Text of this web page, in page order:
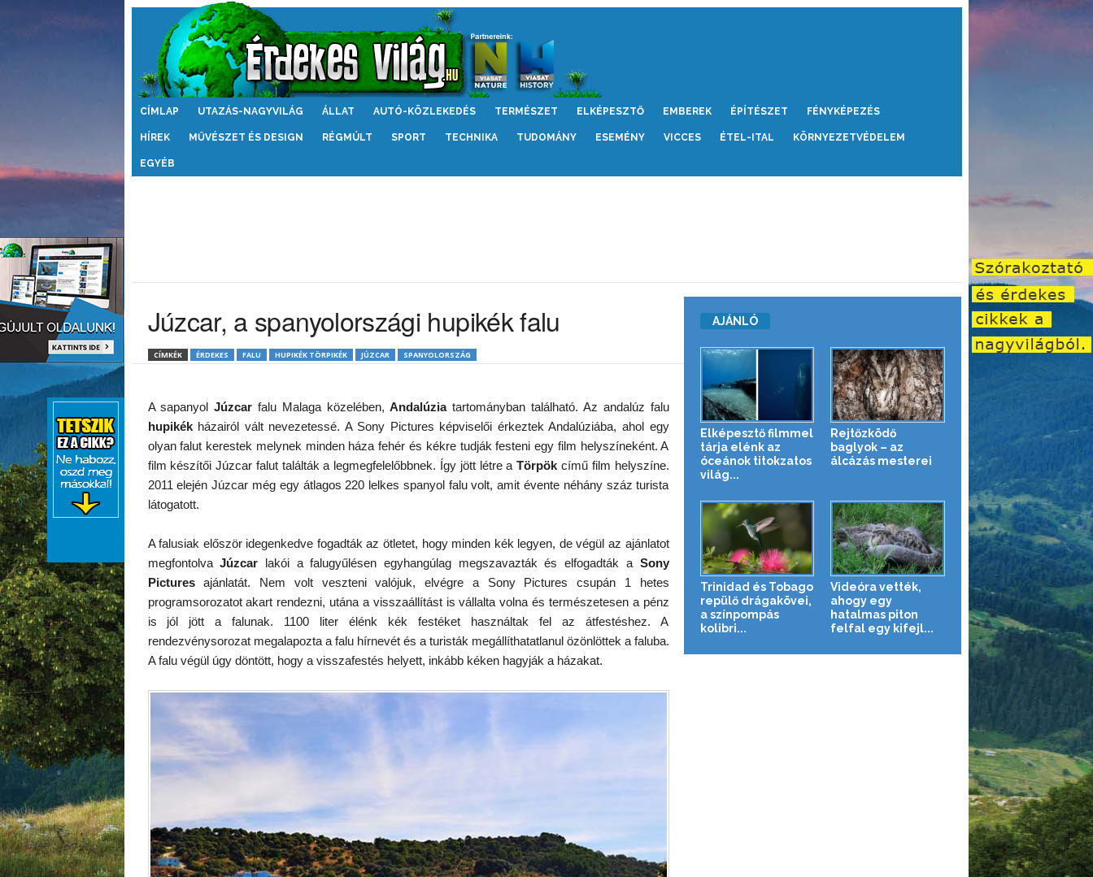
Érdekes
CÍMLAP UTAZÁS-NAGYVILÁG ÁLLAT AUTÓ-KÖZLEKEDÉS TERMÉSZET ELKÉPESZTŐ EMBEREK ÉPÍTÉSZET FÉNYKÉPEZÉS
HÍREK MŰVÉSZET ÉS DESIGN RÉGMÚLT SPORT TECHNIKA TUDOMÁNY ESEMÉNY VICCES ÉTEL-ITAL KÖRNYEZETVÉDELEM
EGYÉB
Júzcar, a spanyolországi hupikék falu
CÍMKÉK ÉRDEKES FALU HUPIKÉK TÖRPIKÉK JÚZCAR SPANYOLORSZÁG
A sapanyolJúzcar falu Malaga közelében,Andalúziatartományban található. Az andalúz falu
hupikékházairól vált nevezetessé. A Sony Pictures képviselői érkeztek Andalúziába, ahol egy
olyan falut kerestek melynek minden háza fehér és kékre tudják festeni egy film helyszíneként. A
film készítői Júzcar falut találták a legmegfelelőbbnek. Így jött létre aTörpök című film helyszíne.
2011 elején Júzcar még egy átlagos 220 lelkes spanyol falu volt, amit évente néhány száz turista
látogatott.
A falusiak először idegenkedve fogadták az ötletet, hogy minden kék legyen, de végül az ajánlatot
megfontolvaJúzcar lakói a falugyűlésen egyhangúlag megszavazták és elfogadták a Sony
Picturesajánlatát. Nem volt veszteni valójuk, elvégre a Sony Pictures csupán 1 hetes
programsorozatot akart rendezni, utána a visszaállítást is vállalta volna és természetesen a pénz
is jól jött a falunak. 1100 liter élénk kék festéket használtak fel az átfestéshez. A
rendezvénysorozat megalapozta a falu hírnevét és a turisták megállíthatatlanul özönlöttek a faluba.
A falu végül úgy döntött, hogy a visszafestés helyett, inkább kéken hagyják a házakat.
AJÁNLÓ
Elképesztő filmmel
tárja elénk az
óceánok titokzatos
világ...
Rejtőzködő
baglyok – az
álcázás mesterei
Trinidad és Tobago
repülő drágakövei,
a színpompás
kolibri...
Videóra vették,
ahogy egy
hatalmas piton
felfal egy kifejl...